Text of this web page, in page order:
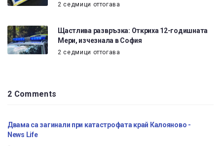
2 седмици оттогава
Щастлива развръзка: Откриха 12-годишната
Мери, изчезнала в София
2 седмици оттогава
2 Comments
Двама са загинали при катастрофата край Калояново -
News Life